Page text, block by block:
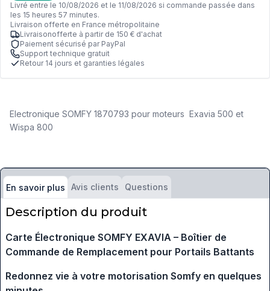
Livré entre le 10/08/2026 et le 11/08/2026 si commande passée dans
les 15 heures 57 minutes.
Livraison offerte en France métropolitaine
Livraisonofferte à partir de 150 € d'achat
Paiement sécurisé par PayPal
Support technique gratuit
Retour 14 jours et garanties légales
Electronique SOMFY 1870793 pour moteurs Exavia 500 et
Wispa 800
En savoir plus Avis clients Questions
Description du produit
Carte Électronique SOMFY EXAVIA – Boîtier de
Commande de Remplacement pour Portails Battants
Redonnez vie à votre motorisation Somfy en quelques